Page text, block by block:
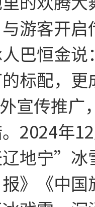
游客开启
巴恒金
标配，
宣传推广
2024年
辽地宁”冰
》《中